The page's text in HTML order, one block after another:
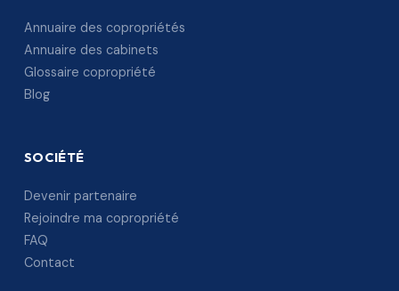
Annuaire des copropriétés
Annuaire des cabinets
Glossaire copropriété
Blog
SOCIÉTÉ
Devenir partenaire
Rejoindre ma copropriété
FAQ
Contact